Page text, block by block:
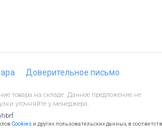
Доверительное письмо
товара на складе. Данное предложение не
уточняйте у менеджера.
Cookies и других пользовательских данных, в